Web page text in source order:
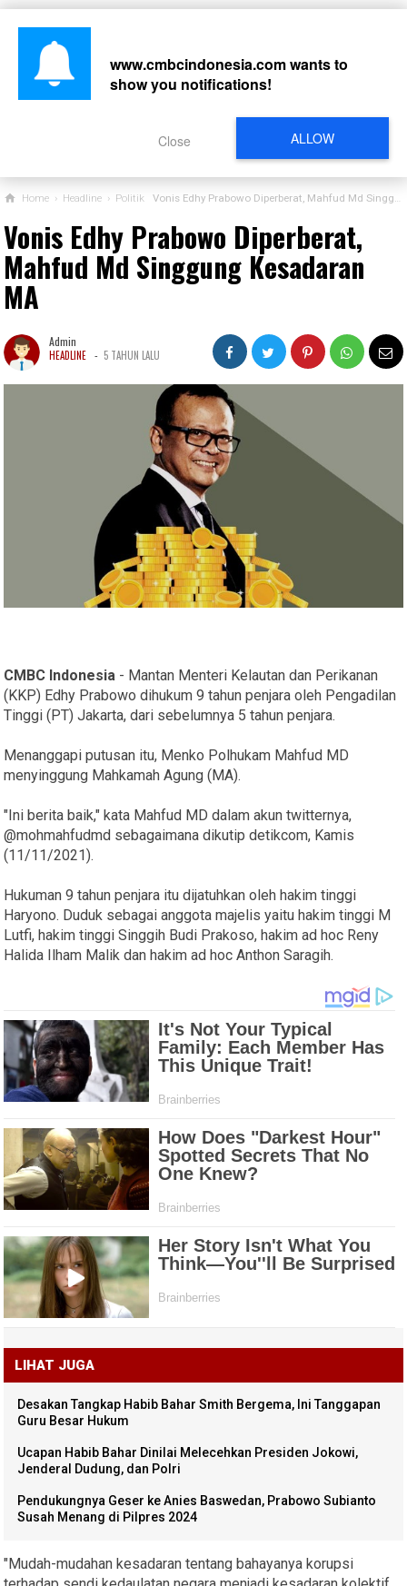
Home › Headline › Politik Vonis Edhy Prabowo Diperberat, Mahfud Md Singgung Kesadaran MA
Vonis Edhy Prabowo Diperberat,
Mahfud Md Singgung Kesadaran
MA
Admin
HEADLINE - 5 TAHUN LALU
CMBC Indonesia - Mantan Menteri Kelautan dan Perikanan
(KKP) Edhy Prabowo dihukum 9 tahun penjara oleh Pengadilan
Tinggi (PT) Jakarta, dari sebelumnya 5 tahun penjara.
Menanggapi putusan itu, Menko Polhukam Mahfud MD
menyinggung Mahkamah Agung (MA).
"Ini berita baik," kata Mahfud MD dalam akun twitternya,
@mohmahfudmd sebagaimana dikutip detikcom, Kamis
(11/11/2021).
Hukuman 9 tahun penjara itu dijatuhkan oleh hakim tinggi
Haryono. Duduk sebagai anggota majelis yaitu hakim tinggi M
Lutfi, hakim tinggi Singgih Budi Prakoso, hakim ad hoc Reny
Halida Ilham Malik dan hakim ad hoc Anthon Saragih.
LIHAT JUGA
Desakan Tangkap Habib Bahar Smith Bergema, Ini Tanggapan
Guru Besar Hukum
Ucapan Habib Bahar Dinilai Melecehkan Presiden Jokowi,
Jenderal Dudung, dan Polri
Pendukungnya Geser ke Anies Baswedan, Prabowo Subianto
Susah Menang di Pilpres 2024
"Mudah-mudahan kesadaran tentang bahayanya korupsi
www.cmbcindonesia.comwants to
show you notifications!
ALLOW
Close